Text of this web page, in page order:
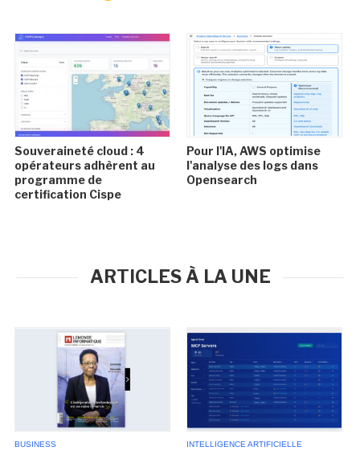
Souveraineté cloud : 4
opérateurs adhèrent au
programme de
certification Cispe
Pour l'IA, AWS optimise
l'analyse des logs dans
Opensearch
ARTICLES À LA UNE
BUSINESS INTELLIGENCE ARTIFICIELLE